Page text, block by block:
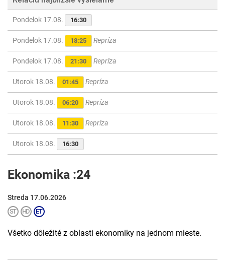
Pondelok 17.08. 16:30
Pondelok 17.08. 18:25 Repríza
Pondelok 17.08. 21:30 Repríza
Utorok 18.08. 01:45 Repríza
Utorok 18.08. 06:20 Repríza
Utorok 18.08. 11:30 Repríza
Utorok 18.08. 16:30
Ekonomika :24
Streda 17.06.2026
Všetko dôležité z oblasti ekonomiky na jednom mieste.